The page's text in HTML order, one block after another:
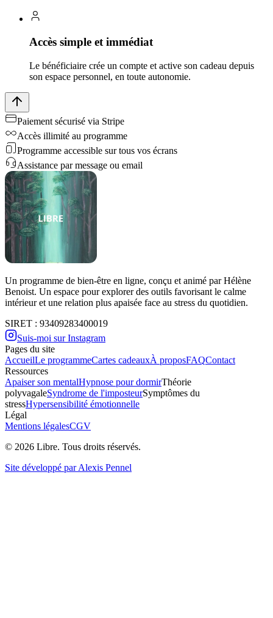
Accès simple et immédiat
Le bénéficiaire crée un compte et active son cadeau depuis
son espace personnel, en toute autonomie.
Paiement sécurisé via Stripe
Accès illimité au programme
Programme accessible sur tous vos écrans
Assistance par message ou email
Un programme de bien-être en ligne, conçu et animé par Hélène
Benoist. Un espace pour explorer des outils favorisant le calme
intérieur et une relation plus apaisée face au stress du quotidien.
SIRET : 93409283400019
Suis-moi sur Instagram
Pages du site
AccueilLe programmeCartes cadeauxÀ proposFAQContact
Ressources
Apaiser son mentalHypnose pour dormirThéorie
polyvagaleSyndrome de l'imposteurSymptômes du
stressHypersensibilité émotionnelle
Légal
Mentions légalesCGV
© 2026 Libre. Tous droits réservés.
Site développé par Alexis Pennel